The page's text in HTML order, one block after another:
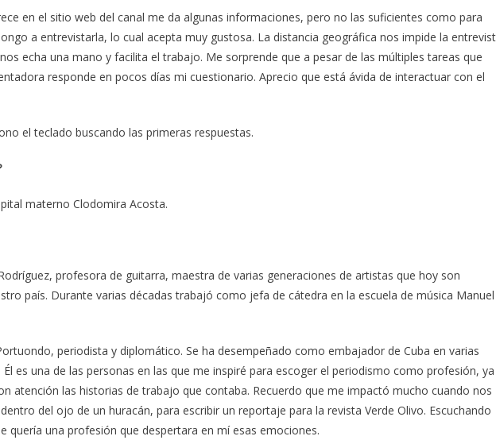
en el sitio web del canal me da algunas informaciones, pero no las suficientes como para
a entrevistarla, lo cual acepta muy gustosa. La distancia geográfica nos impide la
echa una mano y facilita el trabajo. Me sorprende que a pesar de las múltiples tareas que
responde en pocos días mi cuestionario. Aprecio que está ávida de interactuar con el
el teclado buscando las primeras respuestas.
materno Clodomira Acosta.
profesora de guitarra, maestra de varias generaciones de artistas que hoy son
país. Durante varias décadas trabajó como jefa de cátedra en la escuela de música Manuel
periodista y diplomático. Se ha desempeñado como embajador de Cuba en varias
Él es una de las personas en las que me inspiré para escoger el periodismo como profesión, ya
atención las historias de trabajo que contaba. Recuerdo que me impactó mucho cuando nos
del ojo de un huracán, para escribir un reportaje para la revista Verde Olivo. Escuchando
quería una profesión que despertara en mí esas emociones.